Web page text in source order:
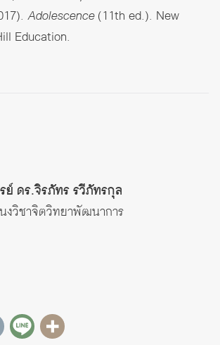
Adolescence(11th ed.). New
Education.
ย์ ดร.จิรภัทร รวีภัทรกุล
งวิชาจิตวิทยาพัฒนาการ